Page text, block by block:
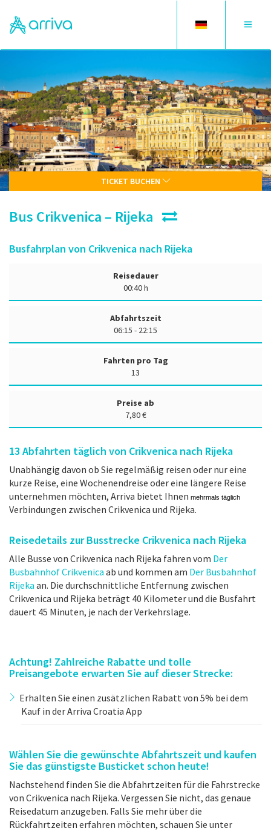
Toggle
Toggle
TICKET BUCHEN
Bus Crikvenica – Rijeka
Busfahrplan von Crikvenica nach Rijeka
Reisedauer
00:40 h
Abfahrtszeit
06:15 - 22:15
Fahrten pro Tag
13
Preise ab
7,80 €
13 Abfahrten täglich von Crikvenica nach Rijeka
Unabhängig davon ob Sie regelmäßig reisen oder nur eine
kurze Reise, eine Wochenendreise oder eine längere Reise
unternehmen möchten, Arriva bietet Ihnen mehrmals täglich
Verbindungen zwischen Crikvenica und Rijeka.
Reisedetails zur Busstrecke Crikvenica nach Rijeka
Alle Busse von Crikvenica nach Rijeka fahren vom Der
Busbahnhof Crikvenica ab und kommen am Der Busbahnhof
Rijeka an. Die durchschnittliche Entfernung zwischen
Crikvenica und Rijeka beträgt 40 Kilometer und die Busfahrt
dauert 45 Minuten, je nach der Verkehrslage.
Achtung! Zahlreiche Rabatte und tolle
Preisangebote erwarten Sie auf dieser Strecke:
Erhalten Sie einen zusätzlichen Rabatt von 5% bei dem
Kauf in der Arriva Croatia App
Wählen Sie die gewünschte Abfahrtszeit und kaufen
Sie das günstigste Busticket schon heute!
Nachstehend finden Sie die Abfahrtzeiten für die Fahrstrecke
von Crikvenica nach Rijeka. Vergessen Sie nicht, das genaue
Reisedatum anzugeben. Falls Sie mehr über die
Rückfahrtzeiten erfahren möchten, schauen Sie unter